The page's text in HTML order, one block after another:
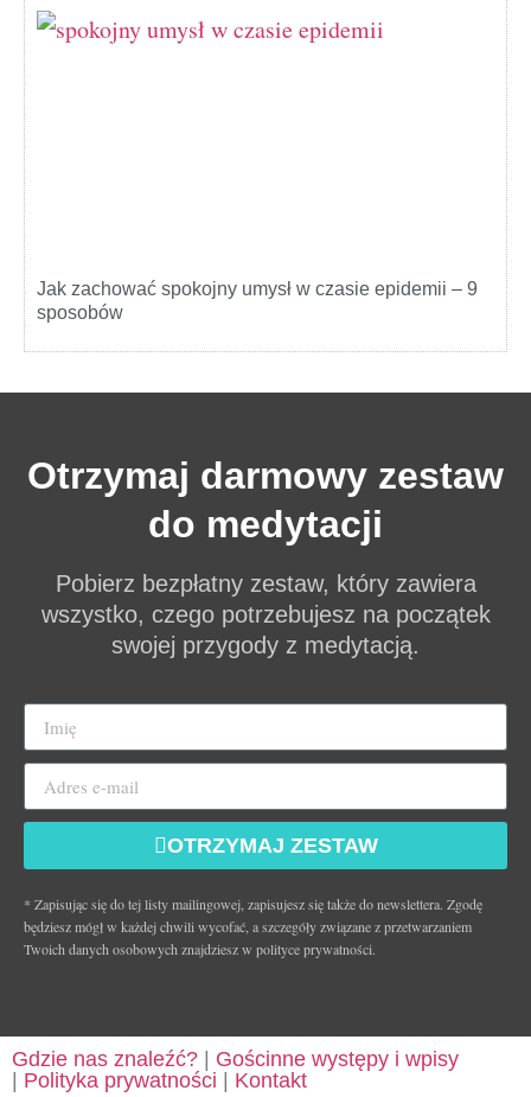
Jak zachować spokojny umysł w czasie epidemii – 9
sposobów
Otrzymaj darmowy zestaw
do medytacji
Pobierz bezpłatny zestaw, który zawiera
wszystko, czego potrzebujesz na początek
swojej przygody z medytacją.
OTRZYMAJ ZESTAW
* Zapisując się do tej listy mailingowej, zapisujesz się także do newslettera. Zgodę
będziesz mógł w każdej chwili wycofać, a szczegóły związane z przetwarzaniem
Twoich danych osobowych znajdziesz w polityce prywatności.
Gdzie nas znaleźć?
Gościnne występy i wpisy
Polityka prywatności
Kontakt